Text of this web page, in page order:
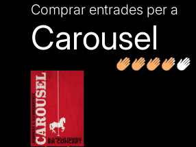
Comprar entrades per a
Carousel